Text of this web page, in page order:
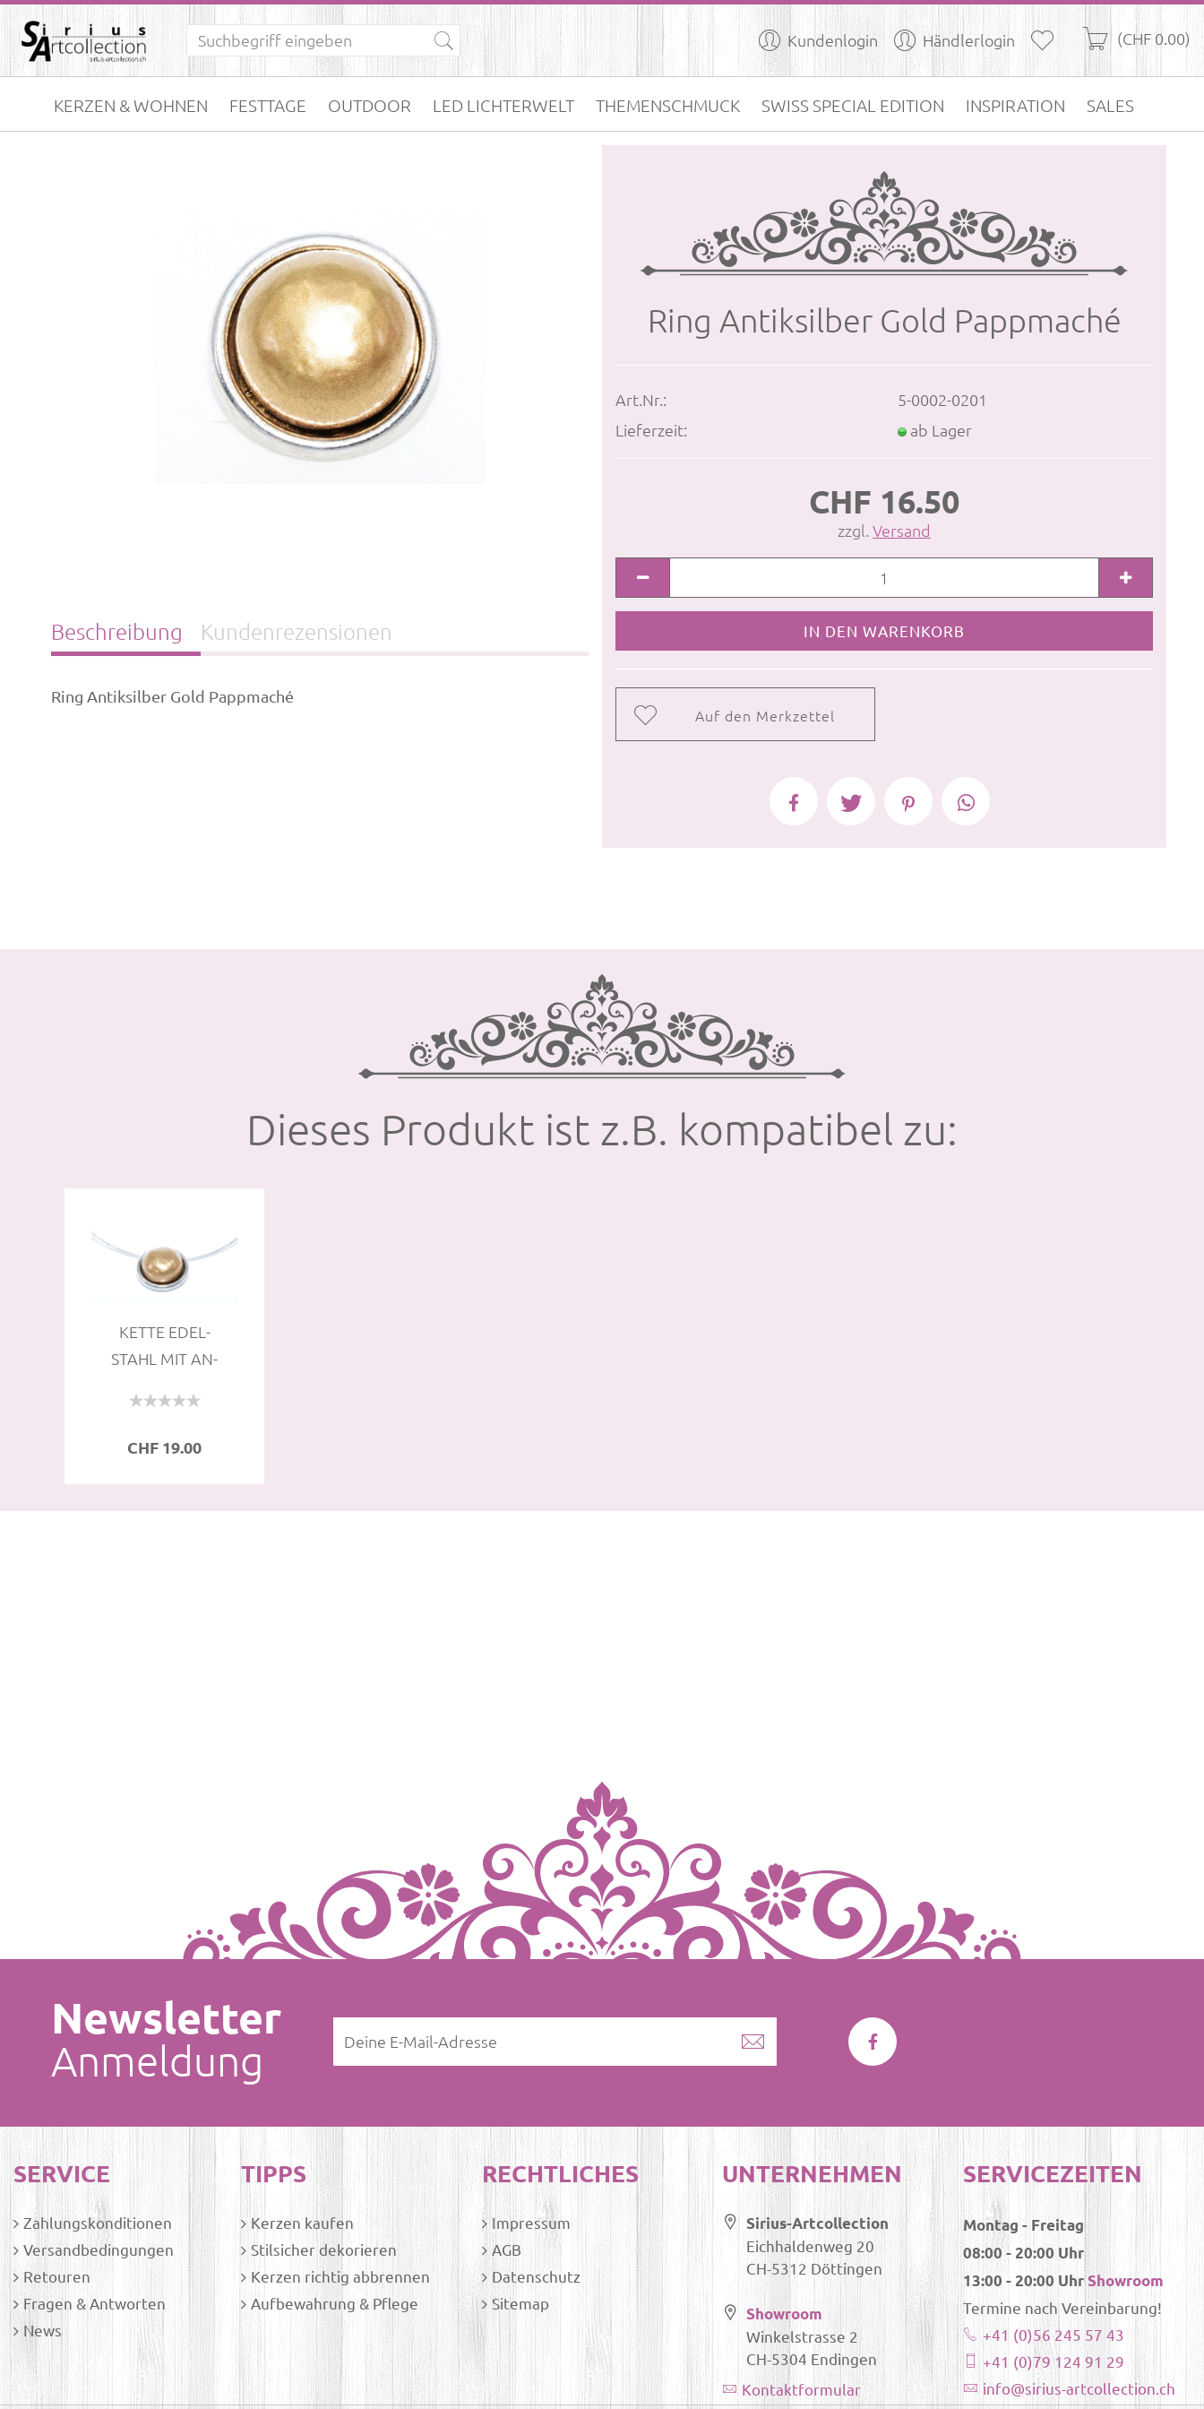
 (CHF 0.00)
Kundenlogin Händlerlogin
KERZEN & WOHNEN FESTTAGE OUTDOOR LED LICHTERWELT THEMENSCHMUCK SWISS SPECIAL EDITION INSPIRATION SALES
Ring An­tik­sil­ber Gold Papp­maché
Art.Nr.:
5-0002-0201
Lieferzeit:
ab Lager
CHF 16.50
zzgl. Versand
Auf den Merkzettel
Beschreibung Kundenrezensionen
Ring Antiksilber Gold Pappmaché
Dieses Produkt ist z.B. kompatibel zu:
KETTE EDEL­
STAHL MIT AN­
PAPP­MACHÉ...
CHF 19.00
Newsletter
Anmeldung
SERVICE
Zahlungskonditionen
Versandbedingungen
Retouren
Fragen & Antworten
News
TIPPS
Kerzen kaufen
Stilsicher dekorieren
Kerzen richtig abbrennen
Aufbewahrung & Pflege
RECHTLICHES
Impressum
AGB
Datenschutz
Sitemap
UNTERNEHMEN
Sirius-Artcollection
Eichhaldenweg 20
CH-5312 Döttingen
Showroom
Winkelstrasse 2
CH-5304 Endingen
Kontaktformular
SERVICEZEITEN
Montag - Freitag
08:00 - 20:00 Uhr
13:00 - 20:00 Uhr Showroom
Termine nach Vereinbarung!
+41 (0)56 245 57 43
+41 (0)79 124 91 29
info@sirius-artcollection.ch